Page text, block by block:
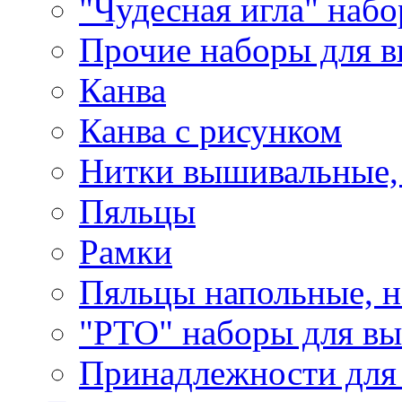
"Чудесная игла"
Прочие наборы для
Канва
Канва с рисунком
Нитки
Пяльцы
Рамки
Пяльцы напольные,
"РТО" наборы для
Принадлежности